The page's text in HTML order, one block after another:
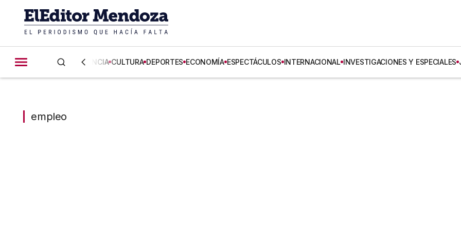
CIENCIA CULTURA DEPORTES ECONOMÍA ESPECTÁCULOS INTERNACIONAL INVESTIGACIONES Y ESPECIALES
empleo